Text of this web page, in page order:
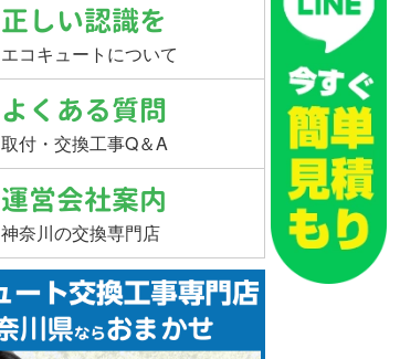
正しい認識を
エコキュートについて
よくある質問
取付・交換工事Q＆A
運営会社案内
神奈川の交換専門店